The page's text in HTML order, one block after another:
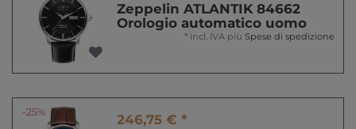
Zeppelin ATLANTIK 84662
Orologio automatico uomo
* incl. IVA più Spese di spedizione
-25%
246,75 € *